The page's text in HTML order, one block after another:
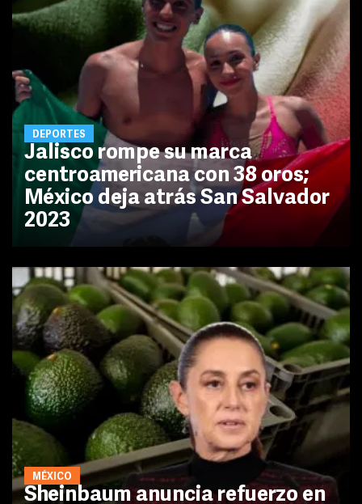
DEPORTES
Jalisco rompe su marca
centroamericana con 38 oros;
México deja atrás San Salvador
2023
MÉXICO
Sheinbaum anuncia refuerzo en